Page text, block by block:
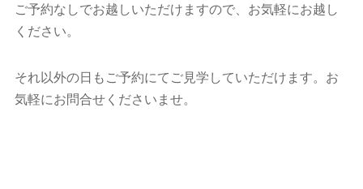
ご予約なしでお越しいただけますので、お気軽にお越し
ください。
それ以外の日もご予約にてご見学していただけます。お
気軽にお問合せくださいませ。